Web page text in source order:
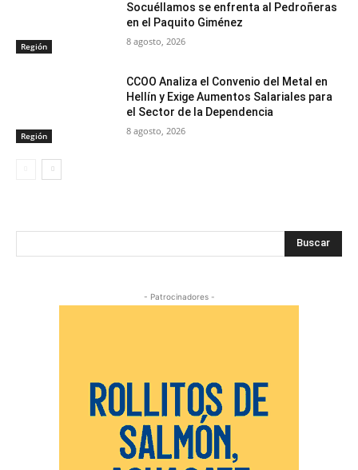
Región
Socuéllamos se enfrenta al Pedroñeras
en el Paquito Giménez
8 agosto, 2026
Región
CCOO Analiza el Convenio del Metal en
Hellín y Exige Aumentos Salariales para
el Sector de la Dependencia
8 agosto, 2026
Buscar
- Patrocinadores -